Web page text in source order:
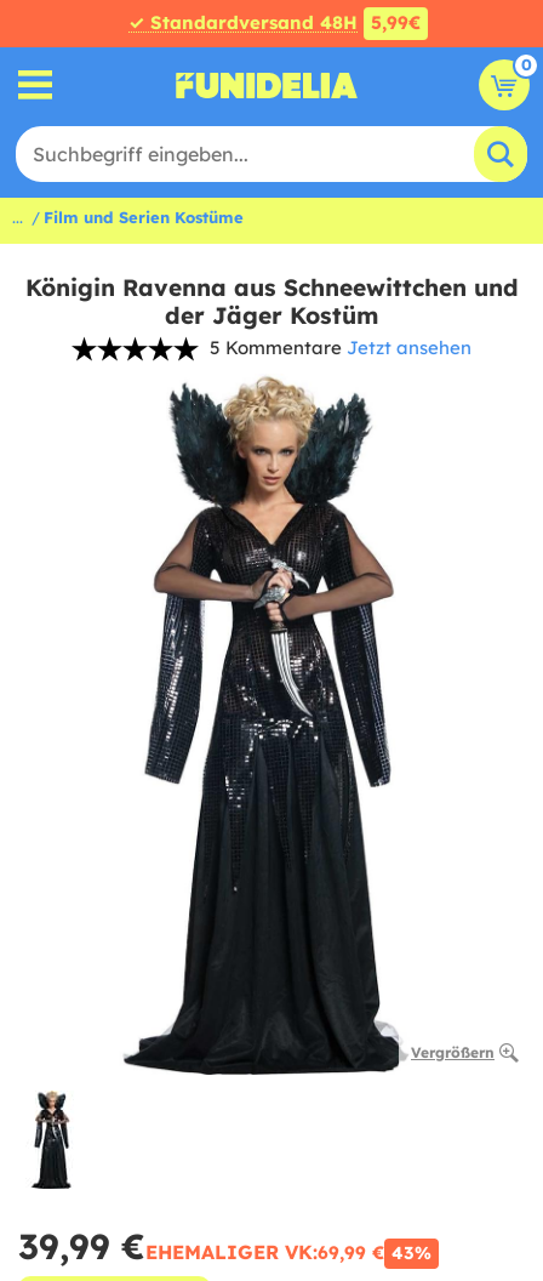
✓ Standardversand 48H 5,99€
0
... Film und Serien Kostüme
Königin Ravenna aus Schneewittchen und
der Jäger Kostüm
5 Kommentare Jetzt ansehen
Vergrößern
39,99 €EHEMALIGER VK:69,99 € 43%